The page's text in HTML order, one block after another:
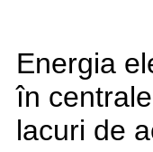
Energia
în
lacuri de